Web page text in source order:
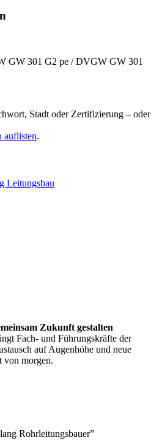
GW 301 G2 pe / DVGW GW 301
Stadt oder Zertifizierung – oder
auflisten.
Zukunft gestalten
Fach- und Führungskräfte der
auf Augenhöhe und neue
von morgen.
Rohrleitungsbauer”